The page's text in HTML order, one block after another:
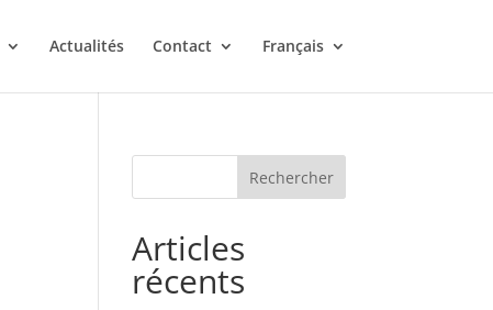
Actualités Contact Français
Rechercher
Articles
récents